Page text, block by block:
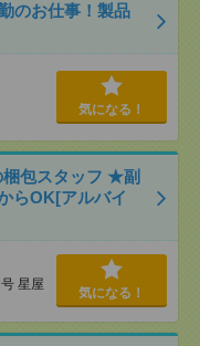
のお仕事！製品
気になる！
梱包スタッフ ★副
らOK[アルバイ
星屋
気になる！